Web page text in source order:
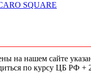
SQUARE
на нашем сайте
по курсу ЦБ РФ +